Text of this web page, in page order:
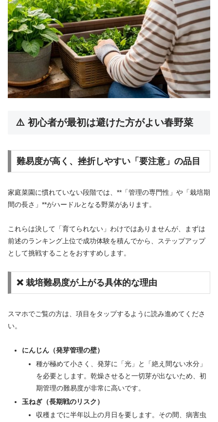
⚠️ 初心者が最初は避けた方がよい春野菜
難易度が高く、挫折しやすい「要注意」の品目
家庭菜園に慣れていない段階では、**「管理の専門性」や「栽培期
間の長さ」**がハードルとなる野菜があります。
これらは決して「育てられない」わけではありませんが、まずは
前述のランキング上位で成功体験を積んでから、ステップアップ
として挑戦することをおすすめします。
❌ 栽培難易度が上がる具体的な理由
スマホでご覧の方は、項目をタップするように読み進めてくださ
い。
にんじん（発芽管理の壁）
種が極めて小さく、発芽に「光」と「絶え間ない水分」
を必要とします。乾燥させると一切芽が出ないため、初
期管理の難易度が非常に高いです。
玉ねぎ（長期戦のリスク）
収穫までに半年以上の月日を要します。その間、病害虫